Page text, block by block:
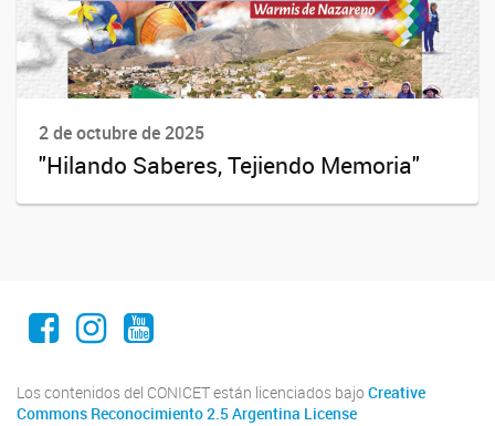
2 de octubre de 2025
"Hilando Saberes, Tejiendo Memoria"
Facebook
Instagram
Youtube
Los contenidos del CONICET están licenciados bajo Creative
Commons Reconocimiento 2.5 Argentina License